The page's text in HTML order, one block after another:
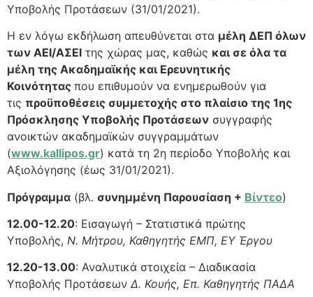
Υποβολής Προτάσεων (31/01/2021).
Η εν λόγω εκδήλωση απευθύνεται στα μέλη ΔΕΠ όλων
των ΑΕΙ/ΑΣΕΙ της χώρας μας, καθώς και σε όλα τα
μέλη της Ακαδημαϊκής και Ερευνητικής
Κοινότητας που επιθυμούν να ενημερωθούν για
τις προϋποθέσεις συμμετοχής στο πλαίσιο της 1ης
Πρόσκλησης Υποβολής Προτάσεων συγγραφής
ανοικτών ακαδημαϊκών συγγραμμάτων
(www.kallipos.gr) κατά τη 2η περίοδο Υποβολής και
Αξιολόγησης (έως 31/01/2021).
Πρόγραμμα (βλ. συνημμένη Παρουσίαση + Βίντεο)
12.00-12.20: Εισαγωγή – Στατιστικά πρώτης
Υποβολής, Ν. Μήτρου, Καθηγητής ΕΜΠ, ΕΥ Έργου
12.20-13.00: Αναλυτικά στοιχεία – Διαδικασία
Υποβολής Προτάσεων Δ. Κουής, Επ. Καθηγητής ΠΑΔΑ